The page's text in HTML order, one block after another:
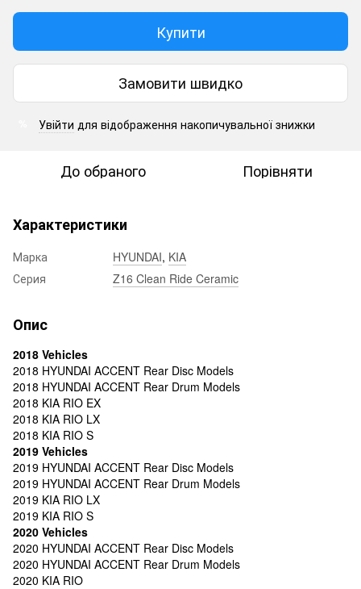
Купити
Замовити швидко
Увійти для відображення накопичувальної знижки
До обраного Порівняти
Характеристики
Марка HYUNDAI, KIA
Серия
Z16 Clean Ride Ceramic
Опис
2018 Vehicles
2018 HYUNDAI ACCENT Rear Disc Models
2018 HYUNDAI ACCENT Rear Drum Models
2018 KIA RIO EX
2018 KIA RIO LX
2018 KIA RIO S
2019 Vehicles
2019 HYUNDAI ACCENT Rear Disc Models
2019 HYUNDAI ACCENT Rear Drum Models
2019 KIA RIO LX
2019 KIA RIO S
2020 Vehicles
2020 HYUNDAI ACCENT Rear Disc Models
2020 HYUNDAI ACCENT Rear Drum Models
2020 KIA RIO